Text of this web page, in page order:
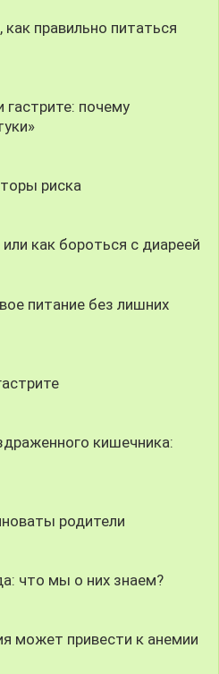
правильно питаться
гастрите: почему
риска
как бороться с диареей
питание без лишних
кишечника:
родители
что мы о них знаем?
может привести к анемии